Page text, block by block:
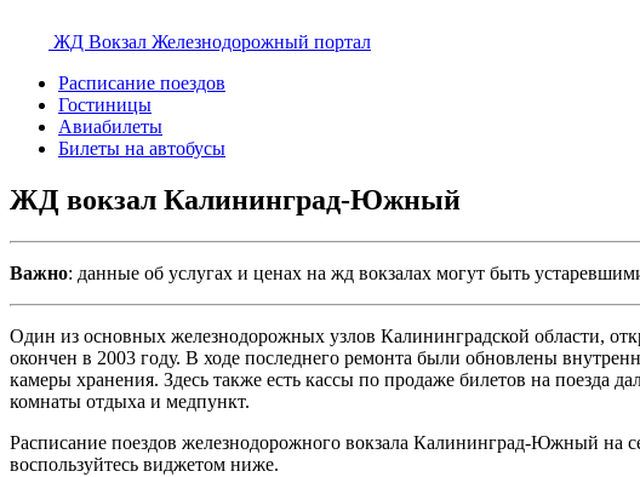
ЖД Вокзал Железнодорожный портал
Расписание поездов
Гостиницы
Авиабилеты
Билеты на автобусы
ЖД вокзал Калининград-Южный
Важно: данные об услугах и ценах на жд вокзалах могут быть
Один из основных железнодорожных узлов Калининградской области,
окончен в 2003 году. В ходе последнего ремонта были обновлены
камеры хранения. Здесь также есть кассы по продаже билетов на поезда
комнаты отдыха и медпункт.
Расписание поездов железнодорожного вокзала Калининград-Южный на
воспользуйтесь виджетом ниже.